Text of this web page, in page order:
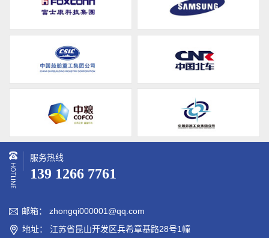
服务热线
139 1266 7761
 邮箱： zhongqi000001@qq.com
 地址： 江苏省昆山开发区兵希章基路28号1幢